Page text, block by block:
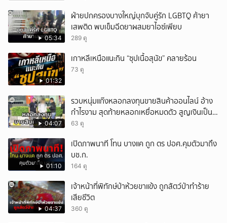
05:34
ฝ่ายปกครองบางใหญ่บุกจับคู่รัก LGBTQ ค้ายา
เสพติด พบเข็มฉีดยาผสมยาไอซ์เพียบ
289 ดู
01:32
เกาหลีเหนือแนะกิน “ซุปเนื้อสุนัข” คลายร้อน
73 ดู
04:07
รวบหนุ่มแก๊งหลอกลงทุนขายสินค้าออนไลน์ อ้าง
กำไรงาม สุดท้ายหลอกเหยื่อหมดตัว สูญเงินเป็น
แสนบาท ยังให้การปฏิเสธ
63 ดู
01:10
เปิดภาพนาที โทน บางแค ถูก ตร ปอศ.คุมตัวมาถึง
บช.ก.
164 ดู
04:37
เจ้าหน้าที่พิทักษ์ป่าห้วยขาแข้ง ถูกสัตว์ป่าทำร้าย
เสียชีวิต
360 ดู